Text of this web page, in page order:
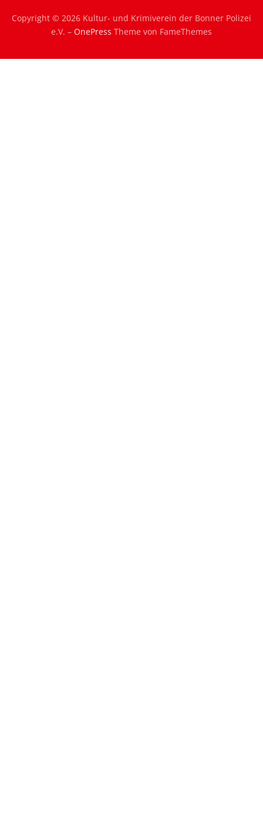
Copyright © 2026 Kultur- und Krimiverein der Bonner Polizei
e.V. – OnePress Theme von FameThemes